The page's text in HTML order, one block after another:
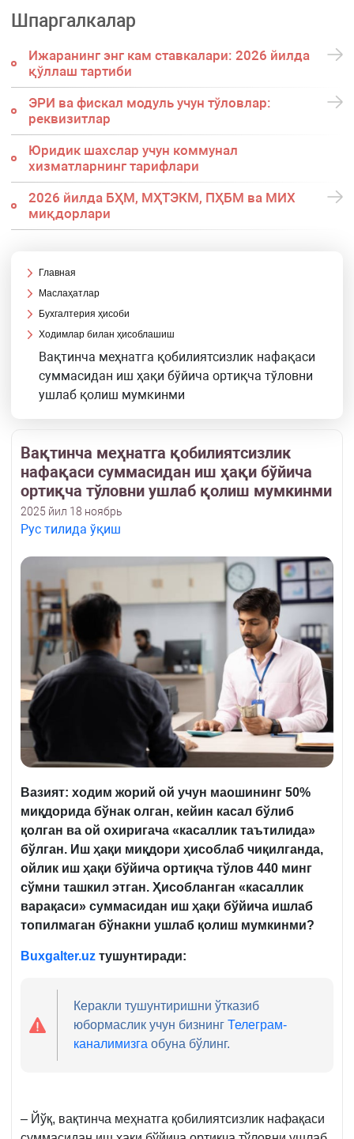
Шпаргалкалар
Ижаранинг энг кам ставкалари: 2026 йилда
қўллаш тартиби
ЭРИ ва фискал модуль учун тўловлар:
реквизитлар
Юридик шахслар учун коммунал
хизматларнинг тарифлари
2026 йилда БҲМ, МҲТЭКМ, ПҲБМ ва МИХ
миқдорлари
Главная
Маслаҳатлар
Бухгалтерия ҳисоби
Ходимлар билан ҳисоблашиш
Вақтинча меҳнатга қобилиятсизлик нафақаси
суммасидан иш ҳақи бўйича ортиқча тўловни
ушлаб қолиш мумкинми
Вақтинча меҳнатга қобилиятсизлик
нафақаси суммасидан иш ҳақи бўйича
ортиқча тўловни ушлаб қолиш мумкинми
2025 йил 18 ноябрь
Рус тилида ўқиш
Вазият: ходим жорий ой учун маошининг 50%
миқдорида бўнак олган, кейин касал бўлиб
қолган ва ой охиригача «касаллик таътилида»
бўлган. Иш ҳақи миқдори ҳисоблаб чиқилганда,
ойлик иш ҳақи бўйича ортиқча тўлов 440 минг
сўмни ташкил этган. Ҳисобланган «касаллик
варақаси» суммасидан иш ҳақи бўйича ишлаб
топилмаган бўнакни ушлаб қолиш мумкинми?
Buxgalter.uz тушунтиради:
Керакли тушунтиришни ўтказиб
юбормаслик учун бизнингТелеграм-
каналимизга обуна бўлинг.
– Йўқ, вақтинча меҳнатга қобилиятсизлик нафақаси